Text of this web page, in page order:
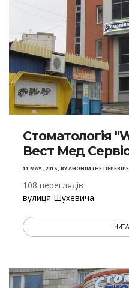
Стоматологія
Вест Мед
11 MAY , 2015,BYАНОНІМ (НЕ
108 переглядів
вулиця Шухевича